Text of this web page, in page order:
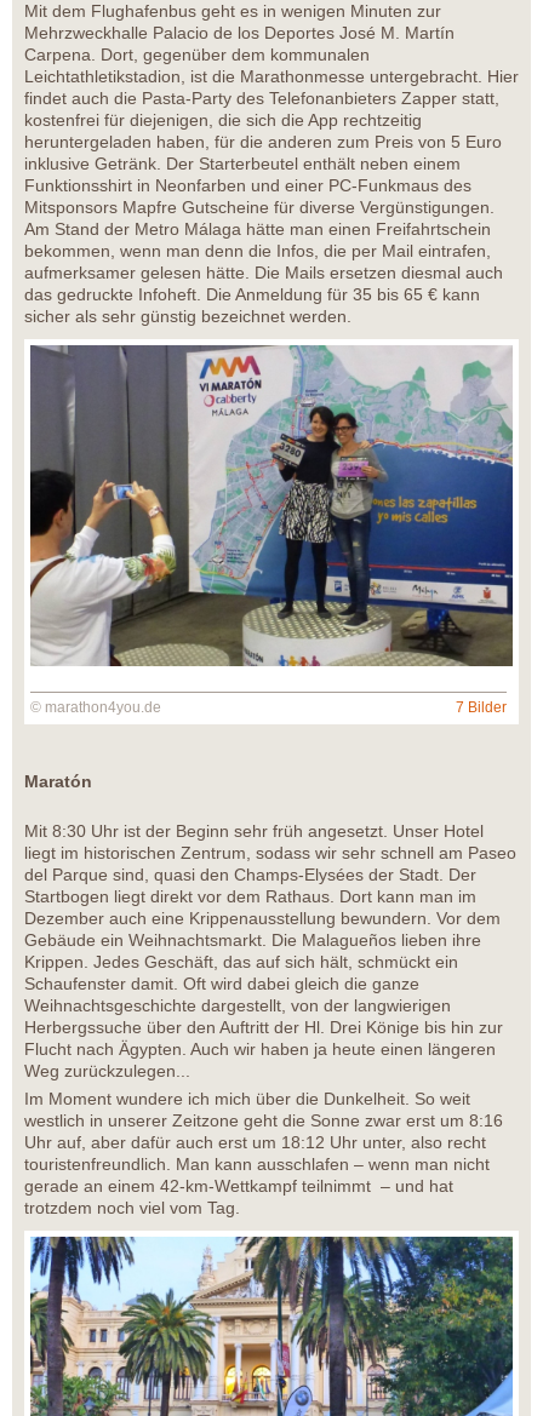
Mit dem Flughafenbus geht es in wenigen Minuten zur
Mehrzweckhalle Palacio de los Deportes José M. Martín
Carpena. Dort, gegenüber dem kommunalen
Leichtathletikstadion, ist die Marathonmesse untergebracht. Hier
findet auch die Pasta-Party des Telefonanbieters Zapper statt,
kostenfrei für diejenigen, die sich die App rechtzeitig
heruntergeladen haben, für die anderen zum Preis von 5 Euro
inklusive Getränk. Der Starterbeutel enthält neben einem
Funktionsshirt in Neonfarben und einer PC-Funkmaus des
Mitsponsors Mapfre Gutscheine für diverse Vergünstigungen.
Am Stand der Metro Málaga hätte man einen Freifahrtschein
bekommen, wenn man denn die Infos, die per Mail eintrafen,
aufmerksamer gelesen hätte. Die Mails ersetzen diesmal auch
das gedruckte Infoheft. Die Anmeldung für 35 bis 65 € kann
sicher als sehr günstig bezeichnet werden.
© marathon4you.de 7 Bilder
Maratón
Mit 8:30 Uhr ist der Beginn sehr früh angesetzt. Unser Hotel
liegt im historischen Zentrum, sodass wir sehr schnell am Paseo
del Parque sind, quasi den Champs-Elysées der Stadt. Der
Startbogen liegt direkt vor dem Rathaus. Dort kann man im
Dezember auch eine Krippenausstellung bewundern. Vor dem
Gebäude ein Weihnachtsmarkt. Die Malagueños lieben ihre
Krippen. Jedes Geschäft, das auf sich hält, schmückt ein
Schaufenster damit. Oft wird dabei gleich die ganze
Weihnachtsgeschichte dargestellt, von der langwierigen
Herbergssuche über den Auftritt der Hl. Drei Könige bis hin zur
Flucht nach Ägypten. Auch wir haben ja heute einen längeren
Weg zurückzulegen...
Im Moment wundere ich mich über die Dunkelheit. So weit
westlich in unserer Zeitzone geht die Sonne zwar erst um 8:16
Uhr auf, aber dafür auch erst um 18:12 Uhr unter, also recht
touristenfreundlich. Man kann ausschlafen – wenn man nicht
gerade an einem 42-km-Wettkampf teilnimmt – und hat
trotzdem noch viel vom Tag.